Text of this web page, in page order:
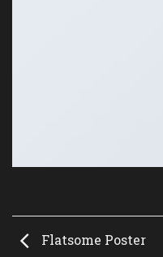
Flatsome Poster